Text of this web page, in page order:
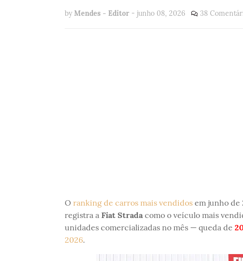
by Mendes - Editor - junho 08, 2026 38
O ranking de carros mais vendidosem junho de
registra a Fiat Stradacomo o veículo mais
unidades comercializadas no mês — queda de
2026.